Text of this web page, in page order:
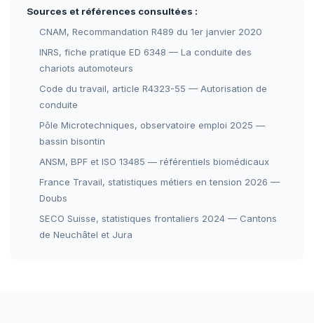
Sources et références consultées :
CNAM, Recommandation R489 du 1er janvier 2020
INRS, fiche pratique ED 6348 — La conduite des
chariots automoteurs
Code du travail, article R4323-55 — Autorisation de
conduite
Pôle Microtechniques, observatoire emploi 2025 —
bassin bisontin
ANSM, BPF et ISO 13485 — référentiels biomédicaux
France Travail, statistiques métiers en tension 2026 —
Doubs
SECO Suisse, statistiques frontaliers 2024 — Cantons
de Neuchâtel et Jura